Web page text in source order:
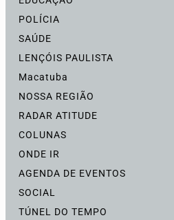
POLÍCIA
SAÚDE
LENÇÓIS PAULISTA
Macatuba
NOSSA REGIÃO
RADAR ATITUDE
COLUNAS
ONDE IR
AGENDA DE EVENTOS
SOCIAL
TÚNEL DO TEMPO